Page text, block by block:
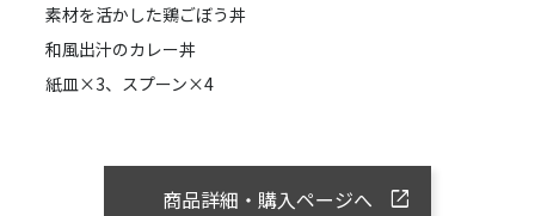
素材を活かした鶏ごぼう丼
和風出汁のカレー丼
紙皿×3、スプーン×4
商品詳細・購入ページへ